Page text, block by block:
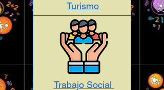
Turismo
Trabajo Social